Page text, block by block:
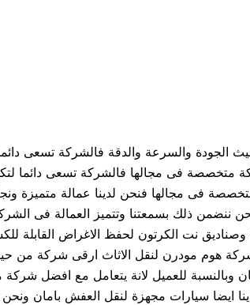
والسرعة والدقة فالشركة تسعى
متخصصة فى مجالها فالشركة تسعى دائما
فى مجالها فنحن لدينا عمالة متميزة
ذلك بسمعتنا وتتميز العمالة فى
وصناديق نت الكرتون لحفظ الاغراض القابلة
هوم مودرن لنقل الاثاث ارقى شركة من
وبالنسبة للعميل لانة يتعامل مع افضل
ايضا سيارات مجهزة لنقل العفش بامان ونحن